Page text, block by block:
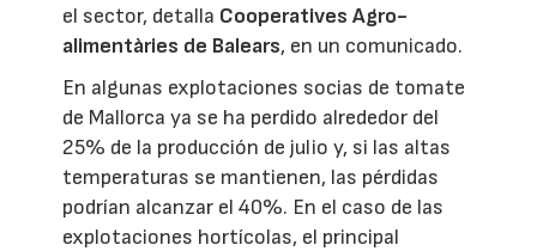
el sector, detalla Cooperatives Agro-
alimentàries de Balears, en un comunicado.
En algunas explotaciones socias de tomate
de Mallorca ya se ha perdido alrededor del
25% de la producción de julio y, si las altas
temperaturas se mantienen, las pérdidas
podrían alcanzar el 40%. En el caso de las
explotaciones hortícolas, el principal